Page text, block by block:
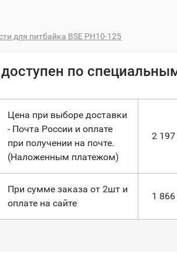
для питбайка BSE PH10-125
по
Цена при выборе доставки
- Почта России и оплате
при получении на почте.
(Наложенным платежом)
2 197
При сумме заказа от 2шт и
оплате на сайте
1 866